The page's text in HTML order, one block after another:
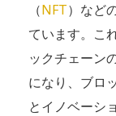
（NFT）など
ています。こ
ックチェーン
になり、ブロ
とイノベーシ